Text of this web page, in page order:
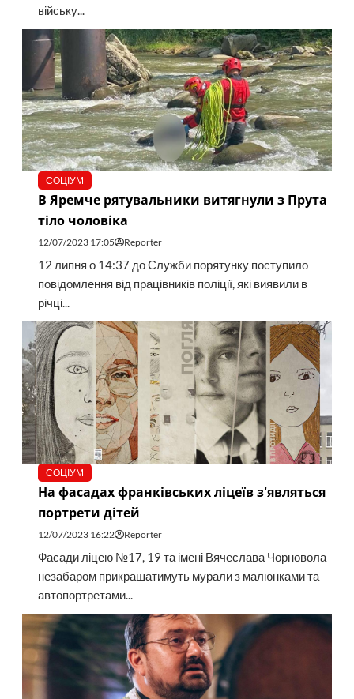
війську...
СОЦІУМ
В Яремче рятувальники витягнули з Прута
тіло чоловіка
12/07/2023 17:05 Reporter
12 липня о 14:37 до Служби порятунку поступило
повідомлення від працівників поліції, які виявили в
річці...
СОЦІУМ
На фасадах франківських ліцеїв з'являться
портрети дітей
12/07/2023 16:22 Reporter
Фасади ліцею №17, 19 та імені Вячеслава Чорновола
незабаром прикрашатимуть мурали з малюнками та
автопортретами...